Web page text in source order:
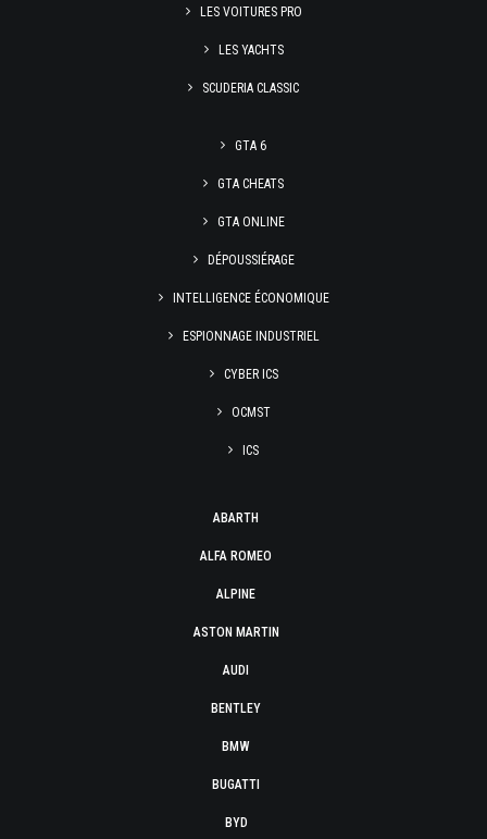
LES VOITURES PRO
LES YACHTS
SCUDERIA CLASSIC
GTA 6
GTA CHEATS
GTA ONLINE
DÉPOUSSIÉRAGE
INTELLIGENCE ÉCONOMIQUE
ESPIONNAGE INDUSTRIEL
CYBER ICS
OCMST
ICS
ABARTH
ALFA ROMEO
ALPINE
ASTON MARTIN
AUDI
BENTLEY
BMW
BUGATTI
BYD